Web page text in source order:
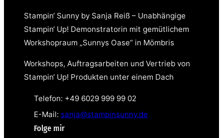
Stampin‘ Sunny by Sanja Reiß – Unabhängige
Stampin‘ Up! Demonstratorin mit gemütlichem
Workshopraum „Sunnys Oase“ in Mömbris
Workshops, Auftragsarbeiten und Vertrieb von
Stampin‘ Up! Produkten unter einem Dach
Telefon: +49 6029 999 99 02
E-Mail: sanja@stampinsunny.de
Folge mir